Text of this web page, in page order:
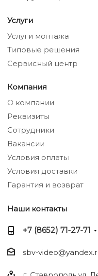
Услуги
Услуги монтажа
Типовые решения
Сервисный центр
Компания
О компании
Реквизиты
Сотрудники
Вакансии
Условия оплаты
Условия доставки
Гарантия и возврат
Наши контакты
+7 (8652) 71-27-71
sbv-